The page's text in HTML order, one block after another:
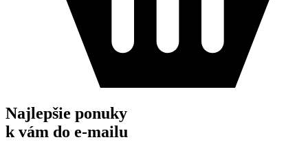
Najlepšie ponuky
k vám do e-mailu